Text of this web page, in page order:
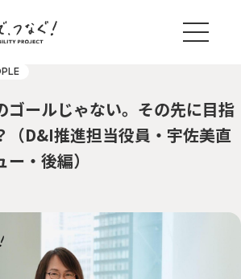
ゴールじゃない。その先に目指
（D&I推進担当役員・宇佐美直
・後編）